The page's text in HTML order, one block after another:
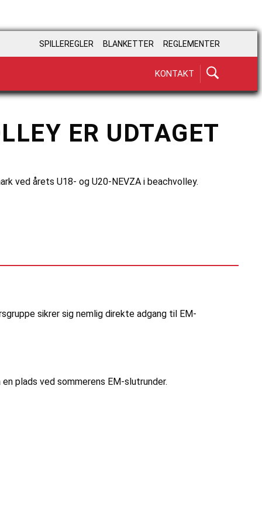
SPILLEREGLER BLANKETTER REGLEMENTER
KONTAKT
ER UDTAGET
ved årets U18- og U20-NEVZA i beachvolley.
sikrer sig nemlig direkte adgang til EM-
plads ved sommerens EM-slutrunder.